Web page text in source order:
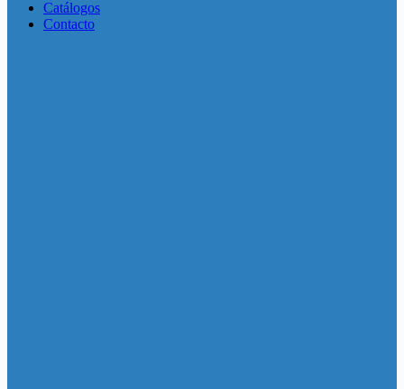
Catálogos
Contacto